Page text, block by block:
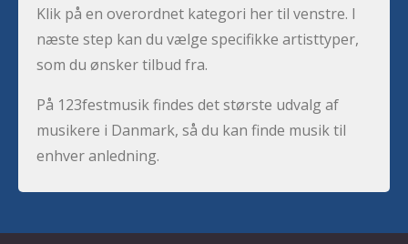
Klik på en overordnet kategori her til venstre. I
næste step kan du vælge specifikke artisttyper,
som du ønsker tilbud fra.
På 123festmusik findes det største udvalg af
musikere i Danmark, så du kan finde musik til
enhver anledning.